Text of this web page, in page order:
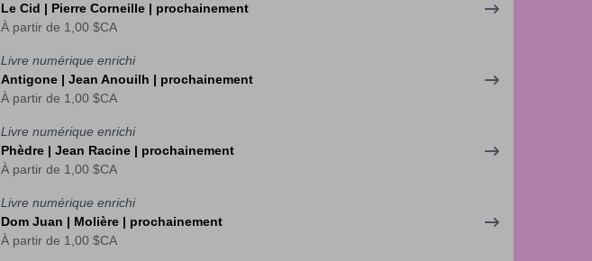
Le Cid | Pierre Corneille | prochainement
À partir de 1,00 $CA
Livre numérique enrichi
Antigone | Jean Anouilh | prochainement
À partir de 1,00 $CA
Livre numérique enrichi
Phèdre | Jean Racine | prochainement
À partir de 1,00 $CA
Livre numérique enrichi
Dom Juan | Molière | prochainement
À partir de 1,00 $CA